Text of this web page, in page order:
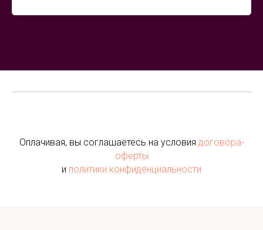
Оплачивая, вы соглашаетесь на условия договора-
оферты
и политики конфиденциальности